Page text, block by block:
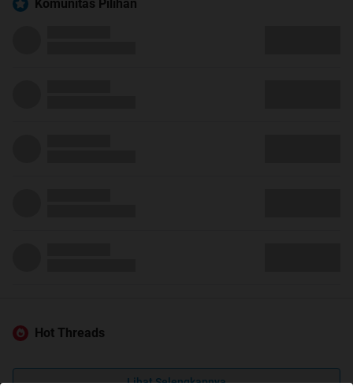
Komunitas Pilihan
Hot Threads
Lihat Selengkapnya